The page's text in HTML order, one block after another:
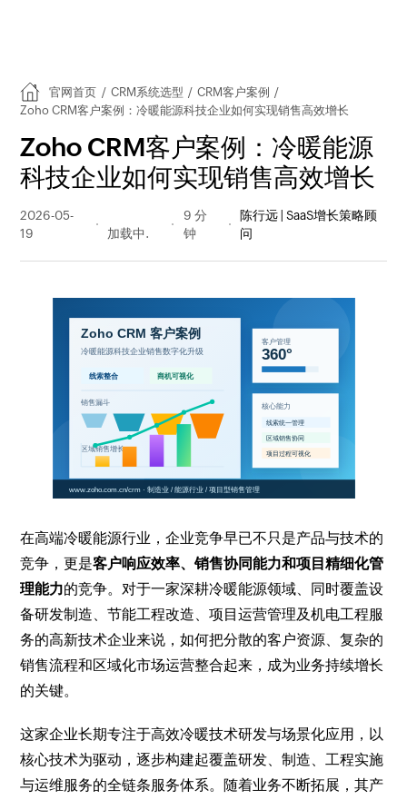
官网首页 / CRM系统选型 / CRM客户案例 /
Zoho CRM客户案例：冷暖能源科技企业如何实现销售高效增长
Zoho CRM客户案例：冷暖能源
科技企业如何实现销售高效增长
2026-05-
19
量
9 分
钟
陈行远 | SaaS增长策略顾
问
在高端冷暖能源行业，企业竞争早已不只是产品与技术的
竞争，更是客户响应效率、销售协同能力和项目精细化管
理能力的竞争。对于一家深耕冷暖能源领域、同时覆盖设
备研发制造、节能工程改造、项目运营管理及机电工程服
务的高新技术企业来说，如何把分散的客户资源、复杂的
销售流程和区域化市场运营整合起来，成为业务持续增长
的关键。
这家企业长期专注于高效冷暖技术研发与场景化应用，以
核心技术为驱动，逐步构建起覆盖研发、制造、工程实施
与运维服务的全链条服务体系。随着业务不断拓展，其产